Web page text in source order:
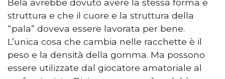
struttura e che il cuore e la struttura della
“pala” doveva essere lavorata per bene.
L’unica cosa che cambia nelle racchette è il
peso e la densità della gomma. Ma possono
essere utilizzate dal giocatore amatoriale al